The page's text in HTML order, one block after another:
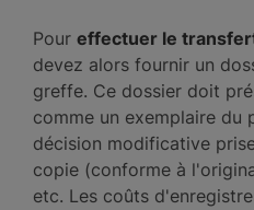
Pour effectuer le
devez alors fournir un
greffe. Ce dossier doit
comme un exemplaire du
décision modificative
copie (conforme à
etc. Les coûts